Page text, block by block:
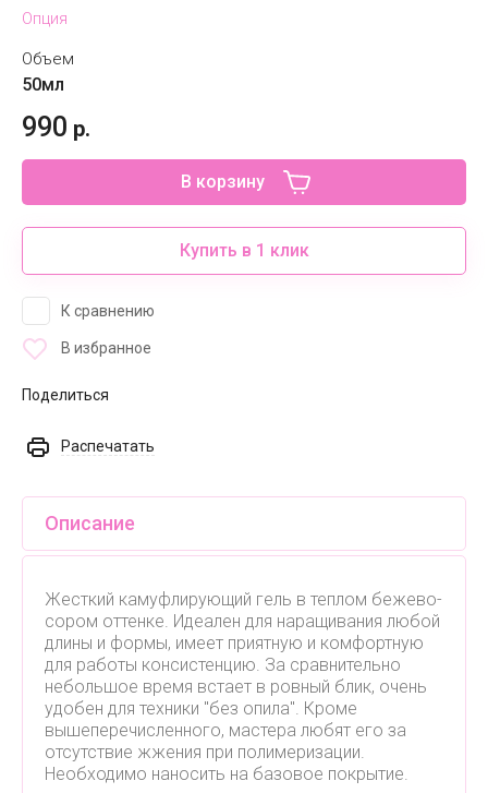
Опция
Объем
50мл
990 р.
В корзину
Купить в 1 клик
К сравнению
В избранное
Поделиться
Распечатать
Описание
Жесткий камуфлирующий гель в теплом бежево-
сором оттенке. Идеален для наращивания любой
длины и формы, имеет приятную и комфортную
для работы консистенцию. За сравнительно
небольшое время встает в ровный блик, очень
удобен для техники "без опила". Кроме
вышеперечисленного, мастера любят его за
отсутствие жжения при полимеризации.
Необходимо наносить на базовое покрытие.